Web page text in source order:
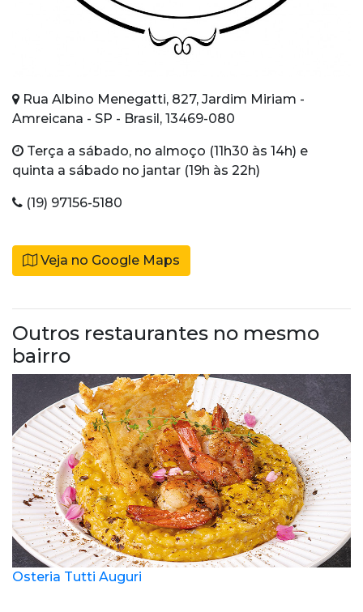
Rua Albino Menegatti, 827, Jardim Miriam -
Amreicana - SP - Brasil, 13469-080
Terça a sábado, no almoço (11h30 às 14h) e
quinta a sábado no jantar (19h às 22h)
(19) 97156-5180
Veja no Google Maps
Outros restaurantes no mesmo
bairro
Osteria Tutti Auguri